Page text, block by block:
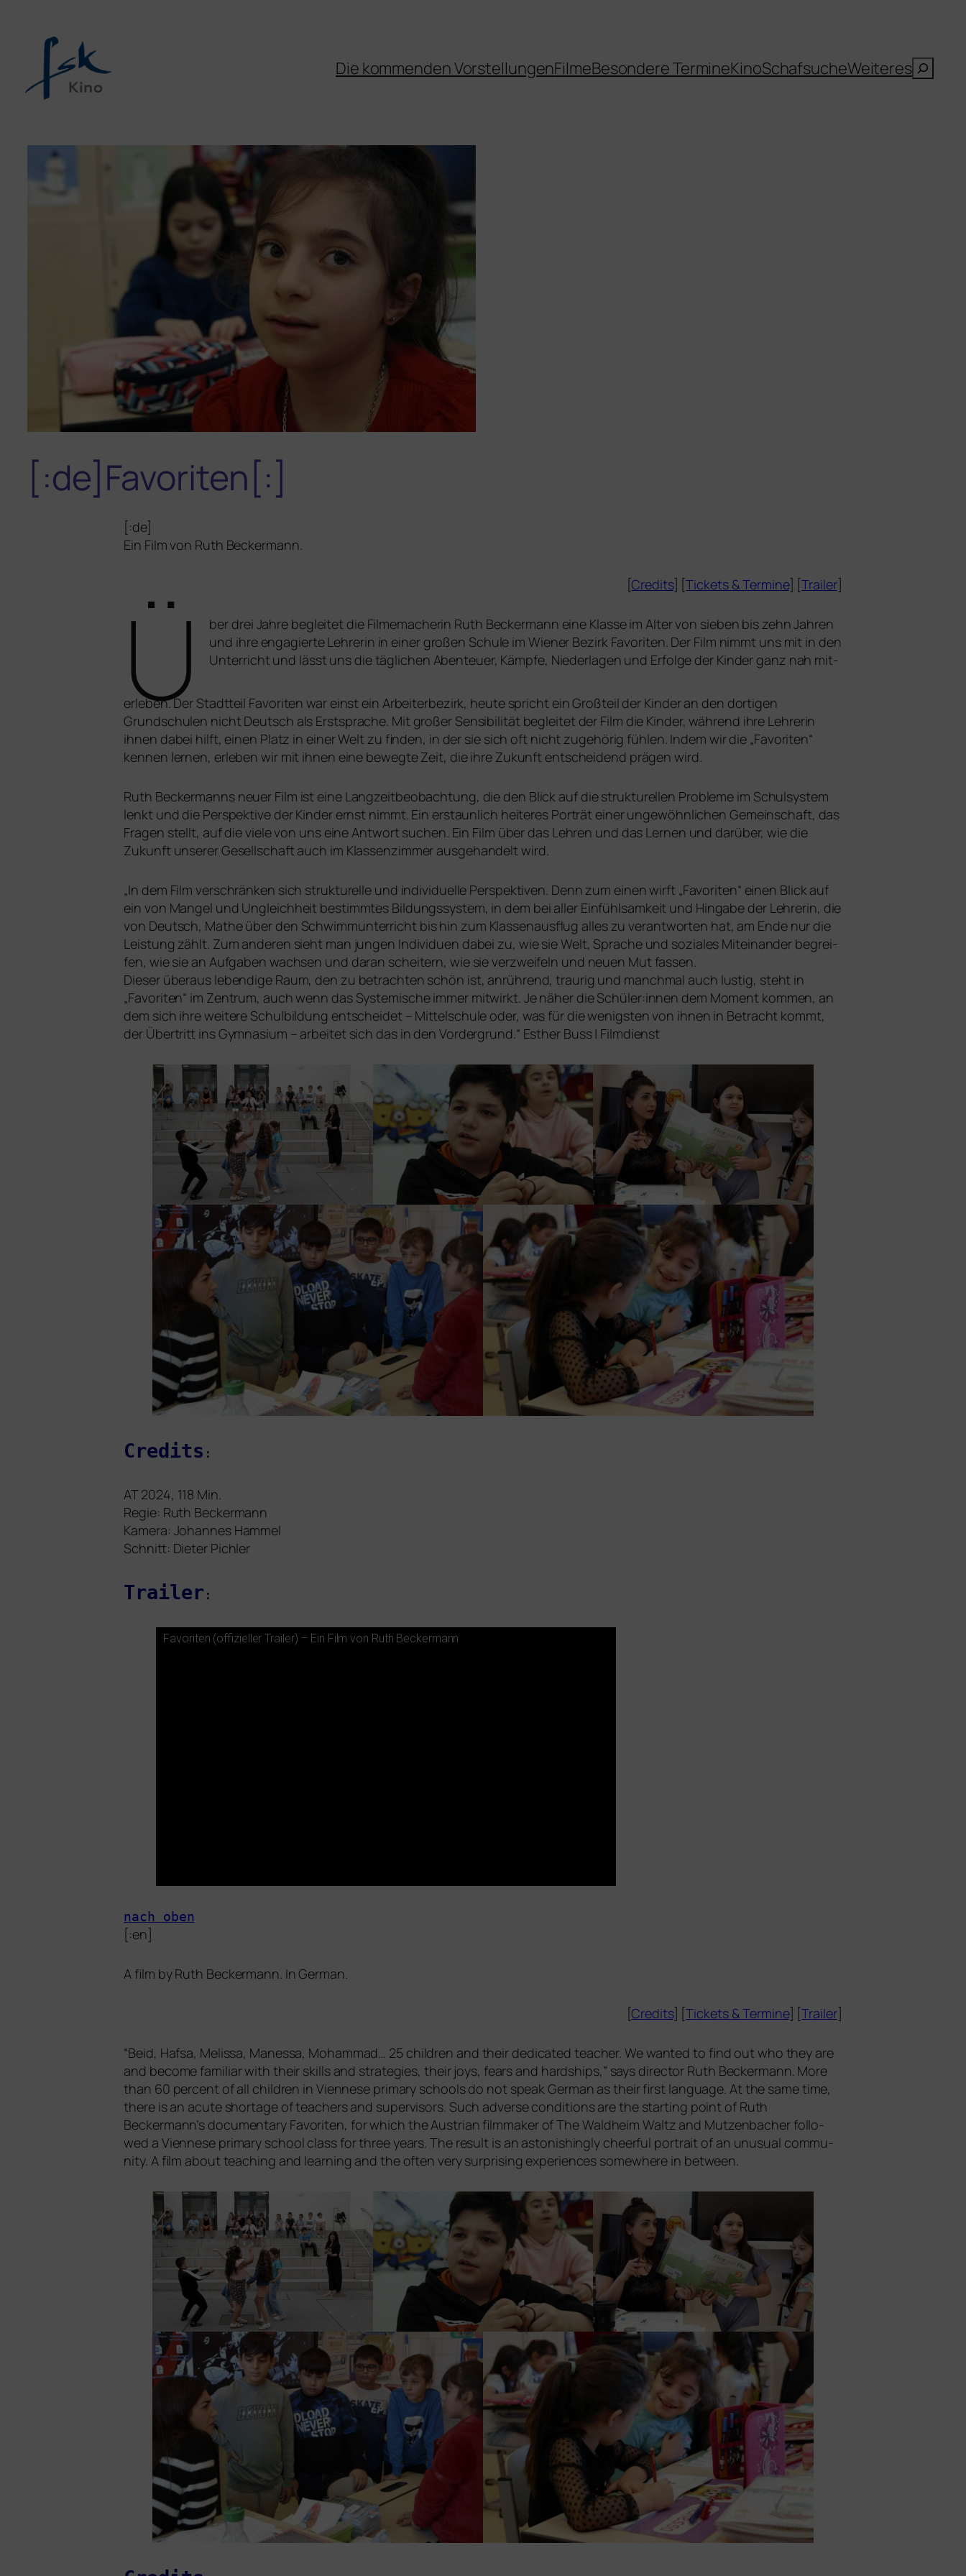
Die kommenden VorstellungenFilmeBesondere TermineKinoSchafsucheWeiteresSuchen
[:de]Favoriten[:]
[:de]
Ein Film von Ruth Beckermann.
[Credits] [Tickets &Termine] [Trailer]
Ü
ber drei Jahre beglei­tet die Filmemacherin Ruth Beckermann eine Klasse im Alter von sie­ben bis zehn Jahren
und ihre enga­gier­te Lehrerin in einer gro­ßen Schule im Wiener Bezirk Favoriten. Der Film nimmt uns mit in den
Unterricht und lässt uns die täg­li­chen Abenteuer, Kämpfe, Niederlagen und Erfolge der Kinder ganz nah mit­
er­le­ben. Der Stadtteil Favoriten war einst ein Arbeiterbezirk, heu­te spricht ein Großteil der Kinder an den dor­ti­gen
Grundschulen nicht Deutsch als Erstsprache. Mit gro­ßer Sensibilität beglei­tet der Film die Kinder, wäh­rend ihre Lehrerin
ihnen dabei hilft, einen Platz in einer Welt zu fin­den, in der sie sich oft nicht zuge­hö­rig füh­len. Indem wir die „Favoriten“
ken­nen ler­nen, erle­ben wir mit ihnen eine beweg­te Zeit, die ihre Zukunft ent­schei­dend prä­gen wird.
Ruth Beckermanns neu­er Film ist eine Langzeitbeobachtung, die den Blick auf die struk­tu­rel­len Probleme im Schulsystem
lenkt und die Perspektive der Kinder ernst nimmt. Ein erstaun­lich hei­te­res Porträt einer unge­wöhn­li­chen Gemeinschaft, das
Fragen stellt, auf die vie­le von uns eine Antwort suchen. Ein Film über das Lehren und das Lernen und dar­über, wie die
Zukunft unse­rer Gesellschaft auch im Klassenzimmer aus­ge­han­delt wird.
„In dem Film ver­schrän­ken sich struk­tu­rel­le und indi­vi­du­el­le Perspektiven. Denn zum einen wirft „Favoriten“ einen Blick auf
ein von Mangel und Ungleichheit bestimm­tes Bildungssystem, in dem bei aller Einfühlsamkeit und Hingabe der Lehrerin, die
von Deutsch, Mathe über den Schwimmunterricht bis hin zum Klassenausflug alles zu ver­ant­wor­ten hat, am Ende nur die
Leistung zählt. Zum ande­ren sieht man jun­gen Individuen dabei zu, wie sie Welt, Sprache und sozia­les Miteinander begrei­
fen, wie sie an Aufgaben wach­sen und dar­an schei­tern, wie sie ver­zwei­feln und neu­en Mut fas­sen.
Dieser über­aus leben­di­ge Raum, den zu betrach­ten schön ist, anrüh­rend, trau­rig und manch­mal auch lus­tig, steht in
„Favoriten“ im Zentrum, auch wenn das Systemische immer mit­wirkt. Je näher die Schüler:innen dem Moment kom­men, an
dem sich ihre wei­te­re Schulbildung ent­schei­det – Mittelschule oder, was für die wenigs­ten von ihnen in Betracht kommt,
der Übertritt ins Gymnasium – arbei­tet sich das in den Vordergrund.“ Esther Buss | Filmdienst
Credits :
AT2024, 118 Min.
Regie: Ruth Beckermann
Kamera: Johannes Hammel
Schnitt: Dieter Pichler
Trailer :
Favoriten (offi­zi­el­ler Trailer) – Ein Film von Ruth Beckermann
nach oben
[:en]
A film by Ruth Beckermann. In German.
[Credits] [Tickets &Termine] [Trailer]
“Beid, Hafsa, Melissa, Manessa, Mohammad… 25 child­ren and their dedi­ca­ted tea­cher. We wan­ted to find out who they are
and beco­me fami­li­ar with their skills and stra­te­gies, their joys, fears and hard­ships,” says direc­tor Ruth Beckermann. More
than 60 per­cent of all child­ren in Viennese pri­ma­ry schools do not speak German as their first lan­guage. At the same time,
the­re is an acu­te shorta­ge of tea­chers and super­vi­sors. Such adver­se con­di­ti­ons are the start­ing point of Ruth
Beckermann’s docu­men­ta­ry Favoriten, for which the Austrian film­ma­ker ofThe Waldheim Waltz and Mutzenbacherfol­lo­
wed a Viennese pri­ma­ry school class for three years. The result is an asto­nis­hin­gly cheerful por­trait of an unu­su­al com­mu­
ni­ty. A film about tea­ching and lear­ning and the often very sur­pri­sing expe­ri­en­ces some­whe­re in between.